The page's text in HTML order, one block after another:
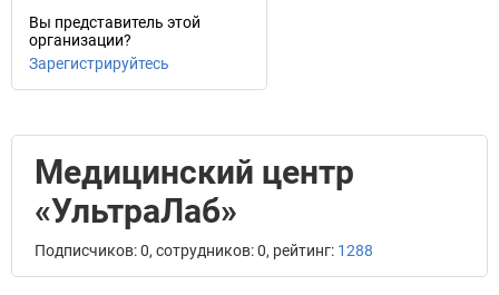
Вы представитель этой
организации?
Зарегистрируйтесь
Медицинский центр
«УльтраЛаб»
Подписчиков: 0, сотрудников: 0, рейтинг: 1288